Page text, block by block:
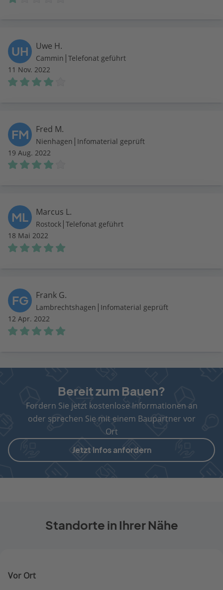
UH Uwe H.
Cammin | Telefonat geführt
11 Nov. 2022
FM Fred M.
Nienhagen | Infomaterial geprüft
19 Aug. 2022
ML Marcus L.
Rostock | Telefonat geführt
18 Mai 2022
FG Frank G.
Lambrechtshagen | Infomaterial geprüft
12 Apr. 2022
Bereit zum Bauen?
Fordern Sie jetzt kostenlose Informationen an
oder sprechen Sie mit einem Baupartner vor
Ort
Jetzt Infos anfordern
Standorte in Ihrer Nähe
Vor Ort